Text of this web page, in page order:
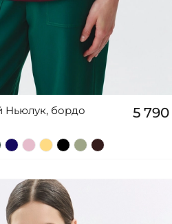
Ньюлук, бордо 5